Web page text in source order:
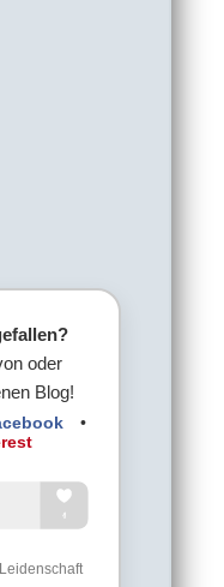
oder
Blog!
•